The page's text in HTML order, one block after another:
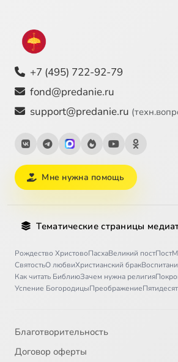
+7 (495) 722-92-79
fond@predanie.ru
support@predanie.ru
Мне нужна помощь
Тематические страницы
Рождество ХристовоПасхаВеликий постПост
СвятостьО любвиХристианский брак
Как читать БиблиюЗачем нужна религия
Успение БогородицыПреображение
Благотворительность
Договор оферты